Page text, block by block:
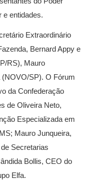
e entidades.
Extraordinário
Bernard Appy e
RS), Mauro
(NOVO/SP). O Fórum
da Confederação
de Oliveira Neto,
Especializada em
Mauro Junqueira,
Secretarias
Bollis, CEO do
Elfa.